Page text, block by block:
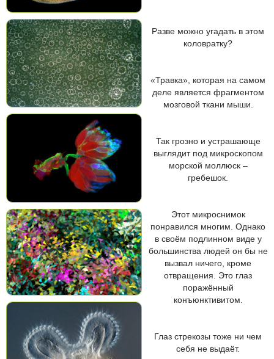
Разве можно угадать в этом
коловратку?
«Травка», которая на самом
деле является фрагментом
мозговой ткани мыши.
Так грозно и устрашающе
выглядит под микроскопом
морской моллюск –
гребешок.
Этот микроснимок
понравился многим. Однако
в своём подлинном виде у
большинства людей он бы не
вызвал ничего, кроме
отвращения. Это глаз
поражённый
конъюнктивитом.
Глаз стрекозы тоже ни чем
себя не выдаёт.